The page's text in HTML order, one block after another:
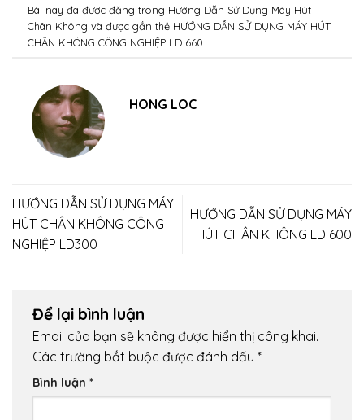
Bài này đã được đăng trong Hướng Dẫn Sử Dụng Máy Hút
Chân Không và được gắn thẻ HƯỚNG DẪN SỬ DỤNG MÁY HÚT
CHÂN KHÔNG CÔNG NGHIỆP LD 660.
HONG LOC
HƯỚNG DẪN SỬ DỤNG MÁY
HÚT CHÂN KHÔNG CÔNG
NGHIỆP LD300
HƯỚNG DẪN SỬ DỤNG MÁY
HÚT CHÂN KHÔNG LD 600
Để lại bình luận
Email của bạn sẽ không được hiển thị công khai.
Các trường bắt buộc được đánh dấu *
Bình luận *